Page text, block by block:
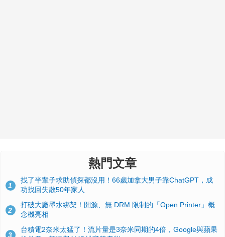
熱門文章
1
找了半輩子求助偵探都沒用！66歲加拿大男子靠ChatGPT，成
功找回失散50年家人
2
打破大廠墨水綁架！開源、無 DRM 限制的「Open Printer」概
念機亮相
3
台積電2奈米太猛了！流片量是3奈米同期的4倍，Google與蘋果